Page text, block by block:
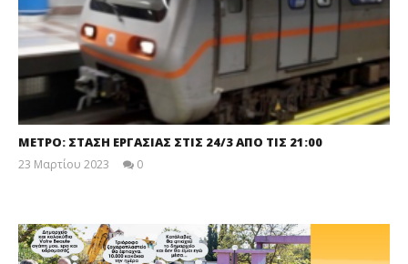
ΜΕΤΡΟ: ΣΤΑΣΗ ΕΡΓΑΣΙΑΣ ΣΤΙΣ 24/3 ΑΠΟ ΤΙΣ 21:00
23 Μαρτίου 2023
0